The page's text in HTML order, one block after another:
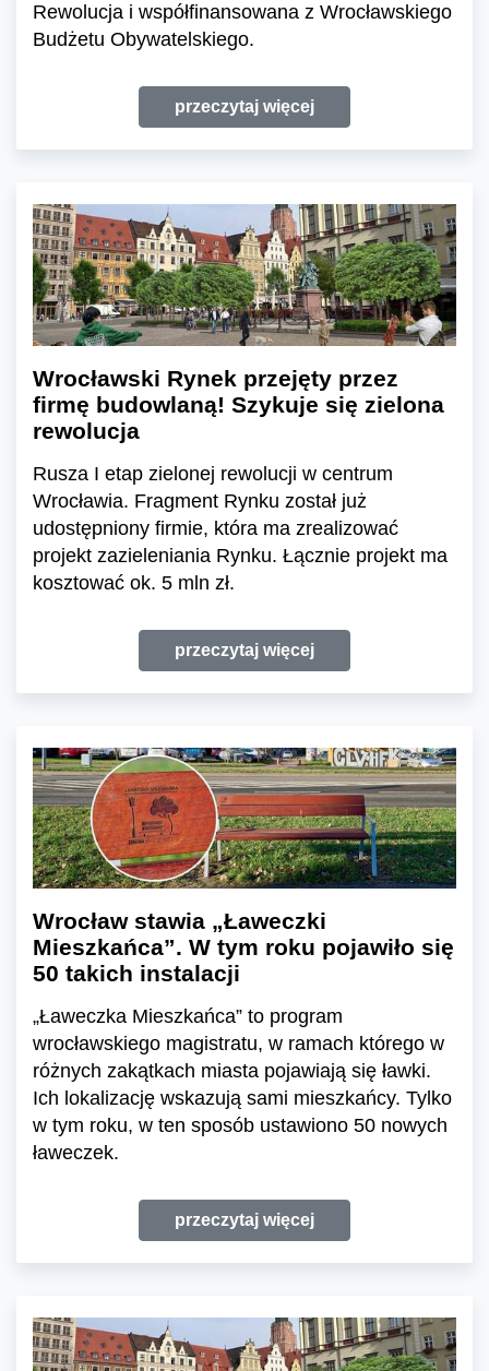
Rewolucja i współfinansowana z Wrocławskiego
Budżetu Obywatelskiego.
przeczytaj więcej
Wrocławski Rynek przejęty przez
firmę budowlaną! Szykuje się zielona
rewolucja
Rusza I etap zielonej rewolucji w centrum
Wrocławia. Fragment Rynku został już
udostępniony firmie, która ma zrealizować
projekt zazieleniania Rynku. Łącznie projekt ma
kosztować ok. 5 mln zł.
przeczytaj więcej
Wrocław stawia „Ławeczki
Mieszkańca”. W tym roku pojawiło się
50 takich instalacji
„Ławeczka Mieszkańca” to program
wrocławskiego magistratu, w ramach którego w
różnych zakątkach miasta pojawiają się ławki.
Ich lokalizację wskazują sami mieszkańcy. Tylko
w tym roku, w ten sposób ustawiono 50 nowych
ławeczek.
przeczytaj więcej